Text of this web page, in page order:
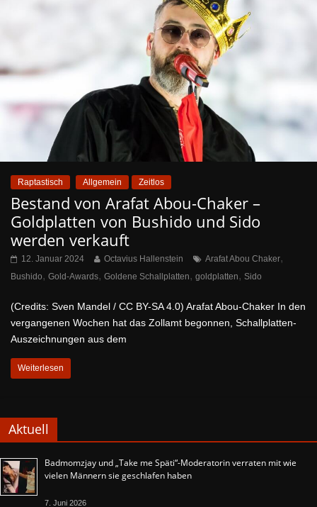
Raptastisch Allgemein Zeitlos
Bestand von Arafat Abou-Chaker –
Goldplatten von Bushido und Sido
werden verkauft
12. Januar 2024 Octavius Hallenstein Arafat Abou Chaker,
Bushido, Gold-Awards, Goldene Schallplatten, goldplatten, Sido
(Credits: Sven Mandel / CC BY-SA 4.0) Arafat Abou-Chaker In den
vergangenen Wochen hat das Zollamt begonnen, Schallplatten-
Auszeichnungen aus dem
Weiterlesen
Aktuell
Badmomzjay und „Take me Späti“-Moderatorin verraten mit wie
vielen Männern sie geschlafen haben
7. Juni 2026